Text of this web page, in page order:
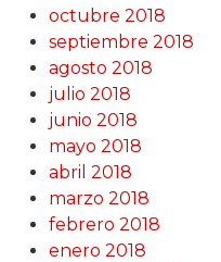
octubre 2018
septiembre 2018
agosto 2018
julio 2018
junio 2018
mayo 2018
abril 2018
marzo 2018
febrero 2018
enero 2018